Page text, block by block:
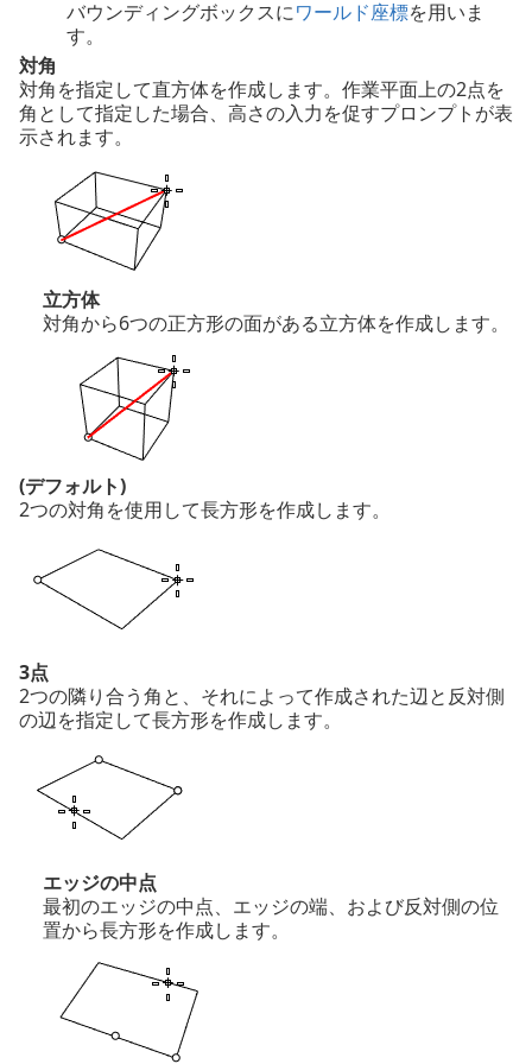
バウンディングボックスにワールド座標を用いま
す。
対角
対角を指定して直方体を作成します。作業平面上の2点を
角として指定した場合、高さの入力を促すプロンプトが表
示されます。
立方体
対角から6つの正方形の面がある立方体を作成します。
(デフォルト)
2つの対角を使用して長方形を作成します。
3点
2つの隣り合う角と、それによって作成された辺と反対側
の辺を指定して長方形を作成します。
エッジの中点
最初のエッジの中点、エッジの端、および反対側の位
置から長方形を作成します。